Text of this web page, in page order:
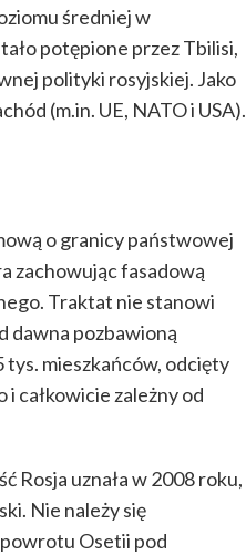
średniej w
potępione przez Tbilisi,
polityki rosyjskiej. Jako
(m.in. UE, NATO i USA).
o granicy państwowej
zachowując fasadową
Traktat nie stanowi
dawna pozbawioną
mieszkańców, odcięty
całkowicie zależny od
Rosja uznała w 2008 roku,
Nie należy się
powrotu Osetii pod